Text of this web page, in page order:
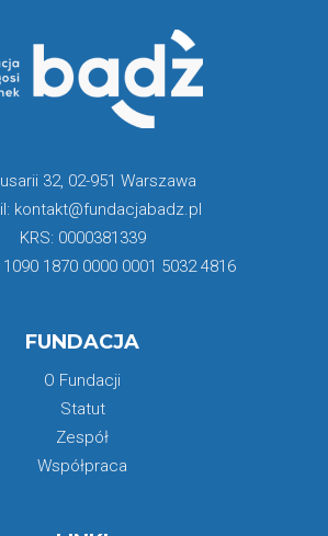
32, 02-951 Warszawa
kontakt@fundacjabadz.pl
KRS: 0000381339
1870 0000 0001 5032 4816
FUNDACJA
O Fundacji
Statut
Zespół
Współpraca